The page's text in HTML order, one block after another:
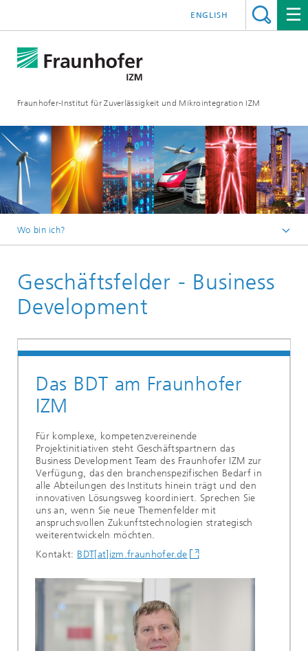
Fraunhofer-Institut für Zuverlässigkeit und Mikrointegration IZM
ENGLISH
Wo bin ich?
Geschäftsfelder
Geschäftsfelder - Business
Development
Das BDT am Fraunhofer
IZM
Für komplexe, kompetenzvereinende
Projektinitiativen steht Geschäftspartnern das
Business Development Team des Fraunhofer IZM zur
Verfügung, das den branchenspezifischen Bedarf in
alle Abteilungen des Instituts hinein trägt und den
innovativen Lösungsweg koordiniert. Sprechen Sie
uns an, wenn Sie neue Themenfelder mit
anspruchsvollen Zukunftstechnologien strategisch
weiterentwickeln möchten.
Kontakt: BDT[at]izm.fraunhofer.de